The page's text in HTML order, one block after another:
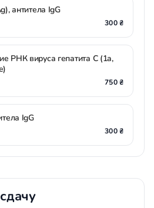
антитела IgG
300 ₴
РНК вируса гепатита С (1a,
750 ₴
IgG
300 ₴